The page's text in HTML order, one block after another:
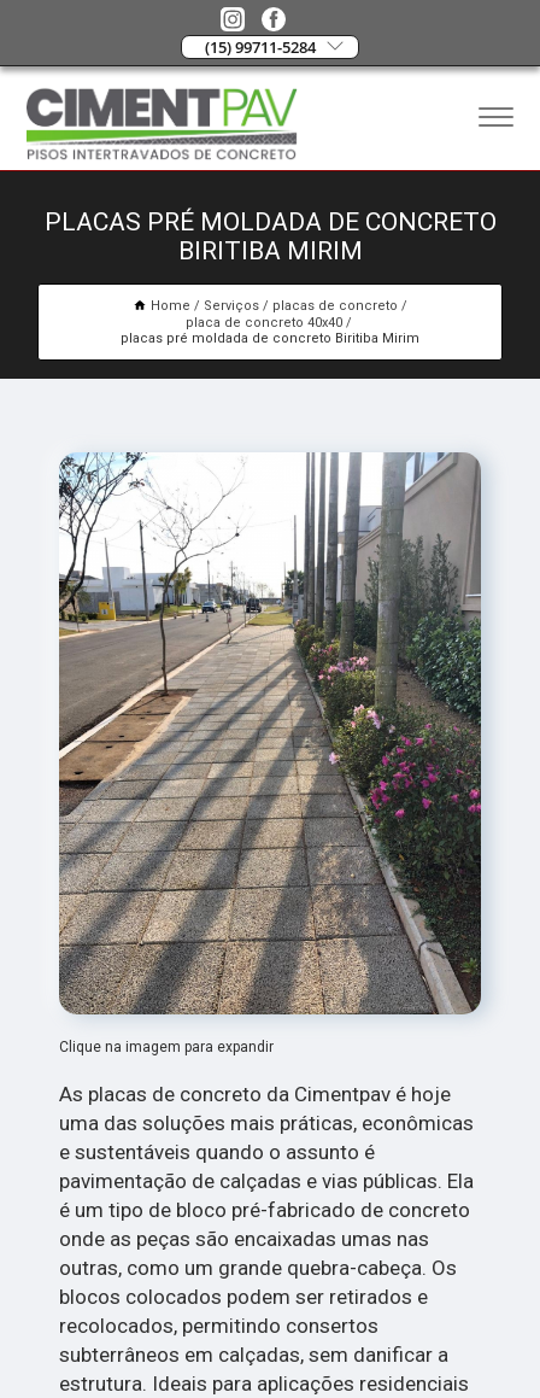
(15) 99711-5284
PLACAS PRÉ MOLDADA DE CONCRETO
BIRITIBA MIRIM
Home Serviços
placas de concreto
placa de concreto 40x40
placas pré moldada de concreto Biritiba Mirim
Clique na imagem para expandir
As placas de concreto da Cimentpav é hoje
uma das soluções mais práticas, econômicas
e sustentáveis quando o assunto é
pavimentação de calçadas e vias públicas. Ela
é um tipo de bloco pré-fabricado de concreto
onde as peças são encaixadas umas nas
outras, como um grande quebra-cabeça. Os
blocos colocados podem ser retirados e
recolocados, permitindo consertos
subterrâneos em calçadas, sem danificar a
estrutura. Ideais para aplicações residenciais